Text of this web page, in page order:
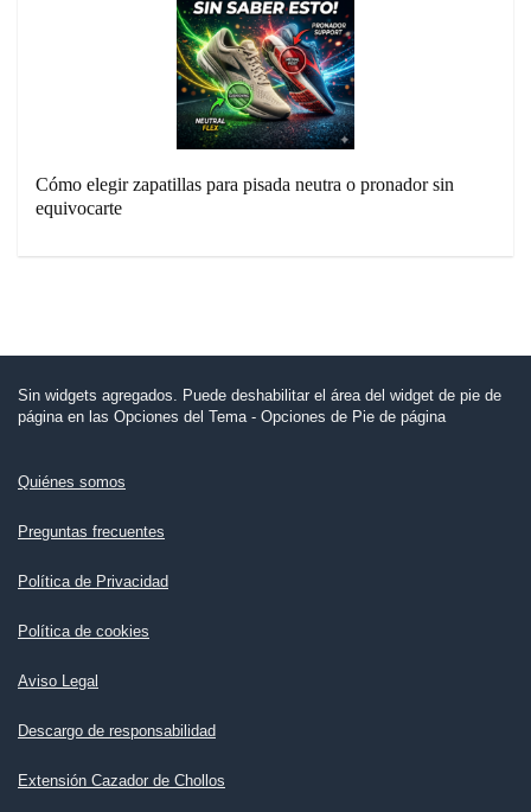
Cómo elegir zapatillas para pisada neutra o pronador sin
equivocarte
Sin widgets agregados. Puede deshabilitar el área del widget de pie de
página en las Opciones del Tema - Opciones de Pie de página
Quiénes somos
Preguntas frecuentes
Política de Privacidad
Política de cookies
Aviso Legal
Descargo de responsabilidad
Extensión Cazador de Chollos